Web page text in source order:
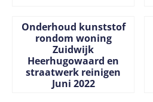
Onderhoud kunststof
rondom woning
Zuidwijk
Heerhugowaard en
straatwerk reinigen
Juni 2022